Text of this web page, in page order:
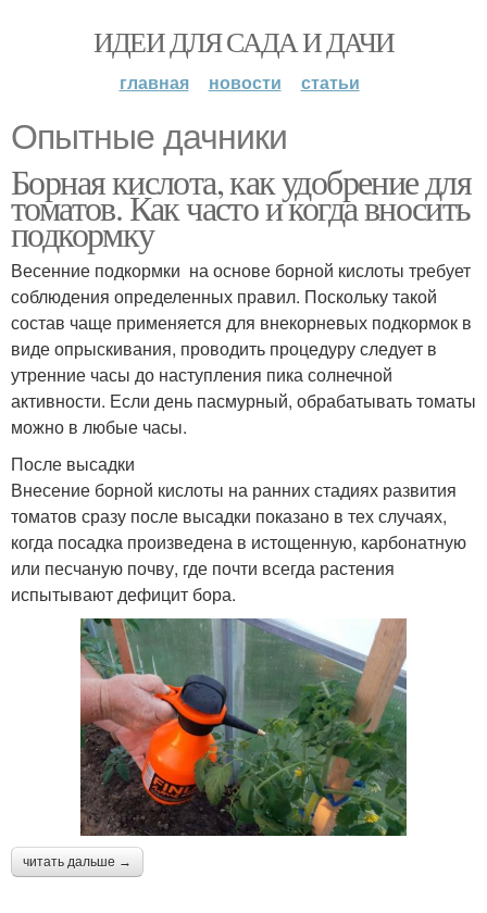
ИДЕИ ДЛЯ САДА И ДАЧИ
главная новости статьи
Опытные дачники
Борная кислота, как удобрение для
томатов. Как часто и когда вносить
подкормку
Весенние подкормки на основе борной кислоты требует
соблюдения определенных правил. Поскольку такой
состав чаще применяется для внекорневых подкормок в
виде опрыскивания, проводить процедуру следует в
утренние часы до наступления пика солнечной
активности. Если день пасмурный, обрабатывать томаты
можно в любые часы.
После высадки
Внесение борной кислоты на ранних стадиях развития
томатов сразу после высадки показано в тех случаях,
когда посадка произведена в истощенную, карбонатную
или песчаную почву, где почти всегда растения
испытывают дефицит бора.
читать дальше →